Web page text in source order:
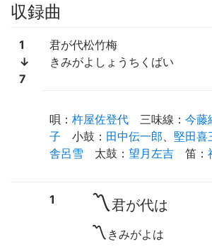
収録曲
1
↓
7
君が代松竹梅
きみがよしょうちくばい
唄 ： 杵屋佐登代 三味線 ： 今藤
子
小鼓 ： 田中伝一郎 堅田喜
舎呂雪
太鼓 ： 望月左吉 笛 ：
1 〽君が代は
〽 きみがよは